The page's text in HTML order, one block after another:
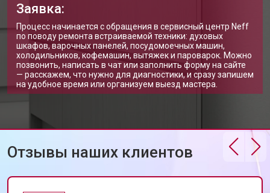
машины Neff
Ремонт/замена датчика
температуры
от 1590 ₽ Заказать
Замена замка посудомоечной
машины Neff
от 1600 ₽ Заказать
Ремонт электропроводки от 1250 ₽ Заказать
Корпусный ремонт (замена резинок,
креплений, кнопок)
Ремонт платы управления
(восстановление)
от 2590 ₽ Заказать
Замена датчика мутности от 1900 ₽
Заявка:
Процесс начинается с обращения в сервисный центр Neff
по поводу ремонта встраиваемой техники: духовых
шкафов, варочных панелей, посудомоечных машин,
холодильников, кофемашин, вытяжек и пароварок. Можно
позвонить, написать в чат или заполнить форму на сайте
— расскажем, что нужно для диагностики, и сразу запишем
на удобное время или организуем выезд мастера.
Отзывы наших клиентов